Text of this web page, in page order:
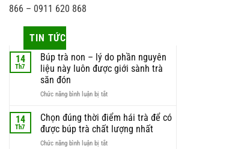
866 – 0911 620 868
TIN TỨC
14
Th7
Búp trà non – lý do phần nguyên
liệu này luôn được giới sành trà
săn đón
Chức năng bình luận bị tắtở
trà
non
–
lý
14
Th7
Chọn đúng thời điểm hái trà để có
được búp trà chất lượng nhất
Chức năng bình luận bị tắtở